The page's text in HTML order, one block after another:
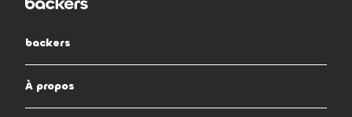
backers
À propos